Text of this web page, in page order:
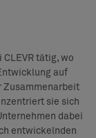
tätig, wo
auf
Zusammenarbeit
sie sich
dabei
entwickelnden